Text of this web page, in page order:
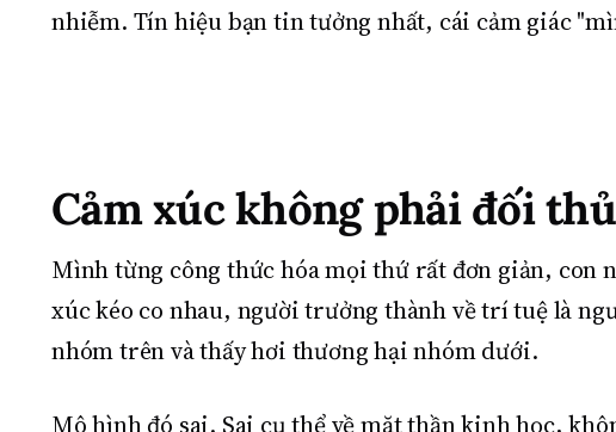
nhiễm. Tín hiệu bạn tin tưởng nhất, cái cảm giác
Cảm xúc không phải đối
Mình từng công thức hóa mọi thứ rất đơn giản, con
xúc kéo co nhau, người trưởng thành về trí tuệ là
nhóm trên và thấy hơi thương hại nhóm dưới.